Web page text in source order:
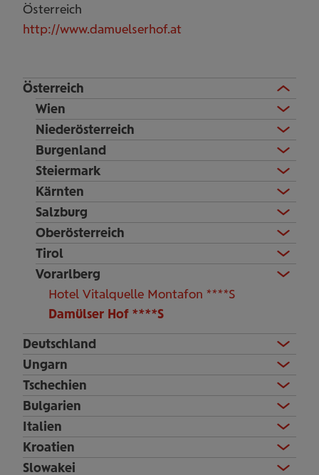
Österreich
Wien
Niederösterreich
Burgenland
Steiermark
Kärnten
Salzburg
Oberösterreich
Tirol
Vorarlberg
Hotel Vitalquelle Montafon ****S
Damülser Hof ****S
Deutschland
Ungarn
Tschechien
Bulgarien
Italien
Kroatien
Slowakei
Österreich
http://www.damuelserhof.at